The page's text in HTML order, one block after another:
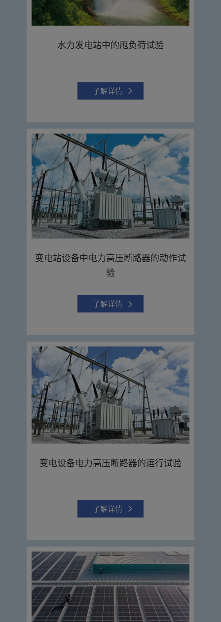
水力发电站中的甩负荷试验
了解详情
变电站设备中电力高压断路器的动作试
验
了解详情
变电设备电力高压断路器的运行试验
了解详情